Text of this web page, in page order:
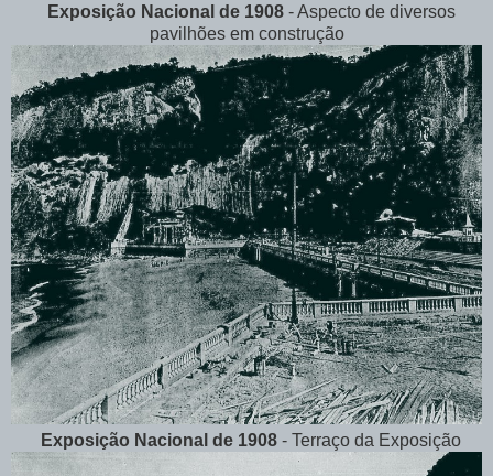
Exposição Nacional de 1908 - Aspecto de diversos
pavilhões em construção
Exposição Nacional de 1908 - Terraço da Exposição